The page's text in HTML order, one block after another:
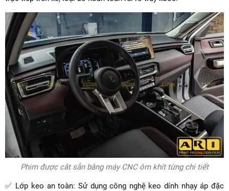
Phim được cắt sẵn bằng máy CNC ôm khít từng chi tiết
✅ Lớp keo an toàn: Sử dụng công nghệ keo dính nhạy áp đặc